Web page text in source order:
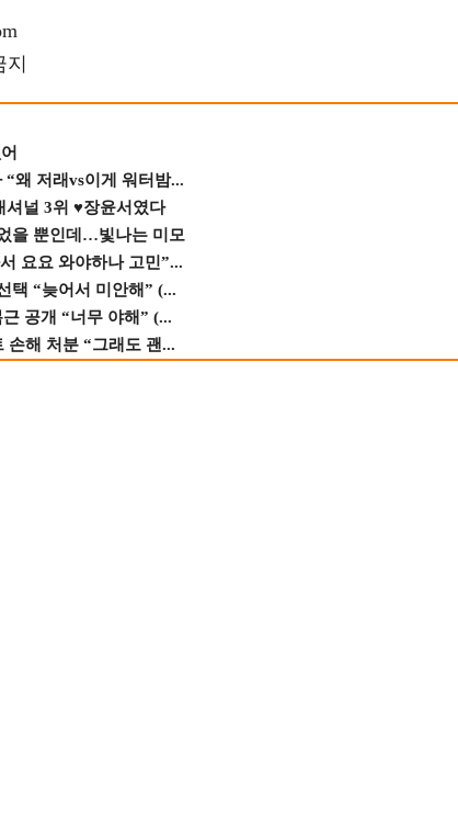
왜 저래vs이게 워터밤...
셔널 3위 ♥장윤서였다
을 뿐인데…빛나는 미모
요요 와야하나 고민”...
택 “늦어서 미안해” (...
공개 “너무 야해” (...
손해 처분 “그래도 괜...